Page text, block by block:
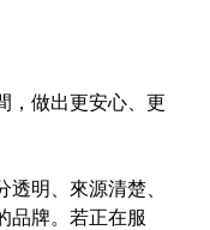
，做出更安心、更
明、來源清楚、
品牌。若正在服